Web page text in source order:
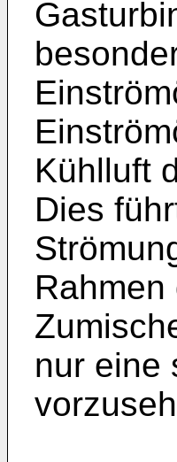
Kühlluft
Dies
nur eine